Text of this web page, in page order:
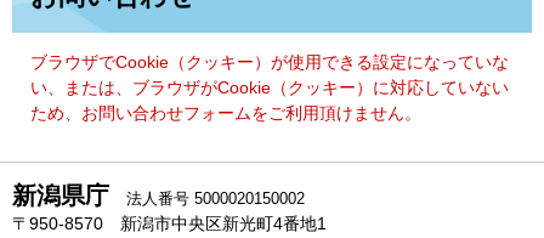
す。
て
ブラウザでCookie（クッキー）が使用できる設定になっていな
い、または、ブラウザがCookie（クッキー）に対応していない
ため、お問い合わせフォームをご利用頂けません。
新潟県庁 法人番号 5000020150002
〒950-8570 新潟市中央区新光町4番地1